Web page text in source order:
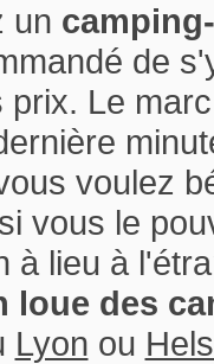
un
de
prix. Le
voulez
vous le
à lieu à
loue des
Lyon ou